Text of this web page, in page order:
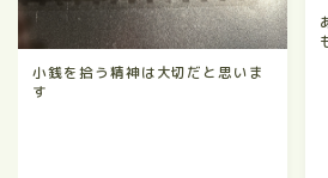
小銭を拾う精神は大切だと思いま
す